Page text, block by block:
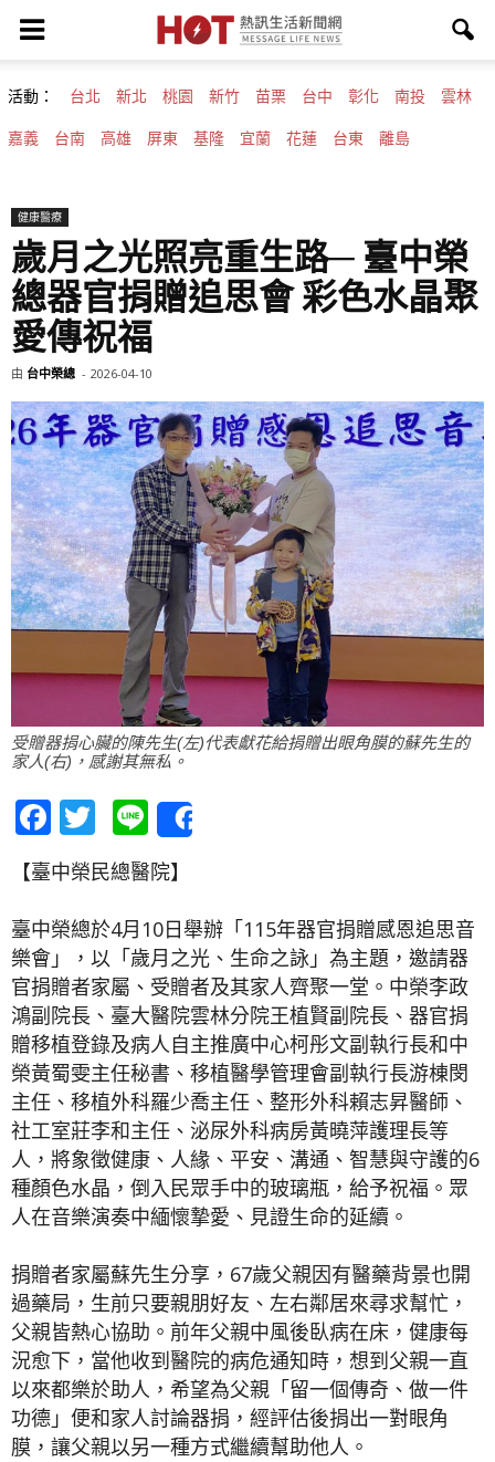
活動： 台北 新北 桃園 新竹 苗栗 台中 彰化 南投 雲林
嘉義 台南 高雄 屏東 基隆 宜蘭 花蓮 台東 離島
健康醫療
歲月之光照亮重生路─ 臺中榮
總器官捐贈追思會 彩色水晶聚
愛傳祝福
由 台中榮總 - 2026-04-10
受贈器捐心臟的陳先生(左)代表獻花給捐贈出眼角膜的蘇先生的
家人(右)，感謝其無私。
Facebook
Twitter
Line
【臺中榮民總醫院】
臺中榮總於4月10日舉辦「115年器官捐贈感恩追思音
樂會」，以「歲月之光、生命之詠」為主題，邀請器
官捐贈者家屬、受贈者及其家人齊聚一堂。中榮李政
鴻副院長、臺大醫院雲林分院王植賢副院長、器官捐
贈移植登錄及病人自主推廣中心柯彤文副執行長和中
榮黃蜀雯主任秘書、移植醫學管理會副執行長游棟閔
主任、移植外科羅少喬主任、整形外科賴志昇醫師、
社工室莊李和主任、泌尿外科病房黃曉萍護理長等
人，將象徵健康、人緣、平安、溝通、智慧與守護的6
種顏色水晶，倒入民眾手中的玻璃瓶，給予祝福。眾
人在音樂演奏中緬懷摯愛、見證生命的延續。
捐贈者家屬蘇先生分享，67歲父親因有醫藥背景也開
過藥局，生前只要親朋好友、左右鄰居來尋求幫忙，
父親皆熱心協助。前年父親中風後臥病在床，健康每
況愈下，當他收到醫院的病危通知時，想到父親一直
以來都樂於助人，希望為父親「留一個傳奇、做一件
功德」便和家人討論器捐，經評估後捐出一對眼角
膜，讓父親以另一種方式繼續幫助他人。